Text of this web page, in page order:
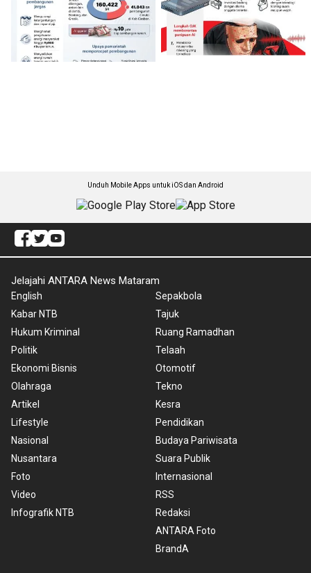
Unduh Mobile Apps untuk iOS dan Android
Jelajahi ANTARA News Mataram
English
Kabar NTB
Hukum Kriminal
Politik
Ekonomi Bisnis
Olahraga
Artikel
Lifestyle
Nasional
Nusantara
Foto
Video
Infografik NTB
Sepakbola
Tajuk
Ruang Ramadhan
Telaah
Otomotif
Tekno
Kesra
Pendidikan
Budaya Pariwisata
Suara Publik
Internasional
RSS
Redaksi
ANTARA Foto
BrandA